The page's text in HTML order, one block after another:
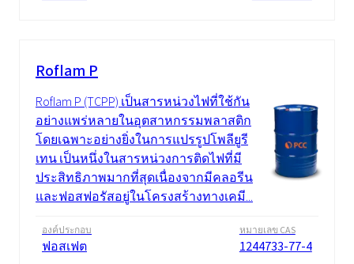
Roflam P
Roflam P (TCPP) เป็นสารหน่วงไฟที่ใช้กัน
อย่างแพร่หลายในอุตสาหกรรมพลาสติก
โดยเฉพาะอย่างยิ่งในการแปรรูปโพลียูรี
เทน เป็นหนึ่งในสารหน่วงการติดไฟที่มี
ประสิทธิภาพมากที่สุดเนื่องจากมีคลอรีน
และฟอสฟอรัสอยู่ในโครงสร้างทางเคมี...
องค์ประกอบ
ฟอสเฟต
หมายเลข CAS
1244733-77-4